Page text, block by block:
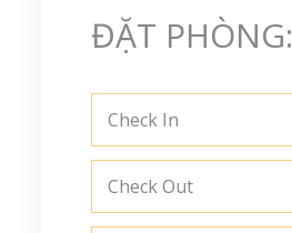
ĐẶT PHÒNG:
Check In
Check Out